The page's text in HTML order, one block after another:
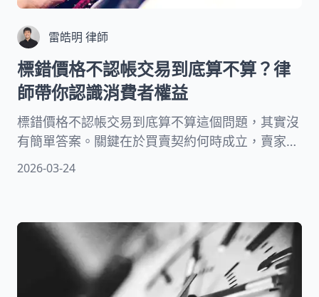
雷皓明 律師
標錯價格不認帳交易到底算不算？律
師帶你認識消費者權益
標錯價格不認帳交易到底算不算這個問題，其實沒
有簡單答案。關鍵在於買賣契約何時成立，賣家能
否主張撤銷。根據民法第153條第1項，當雙方意思
件、實務判決等面向，完整解析標錯價格不認帳交
易到底算不算。
2026-03-24